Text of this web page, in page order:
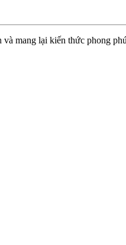
mang lại kiến thức phong